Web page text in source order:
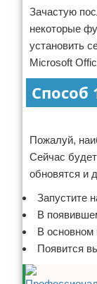
Сотовые
Электроника
Современные
GPS
Для
Разное
Размещение
Для
Условия
Отказ от
Зачастую
некоторые
установить
Microsoft
Способ
Пожалуй,
Сейчас
обновятся и
Запустите
В
В основном
Появится